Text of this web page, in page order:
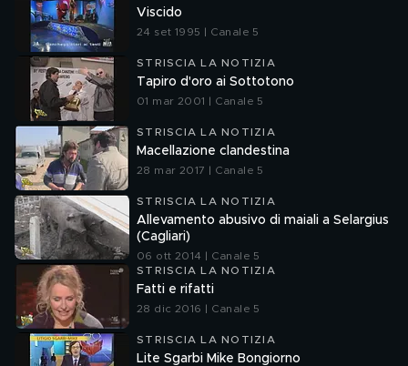
Viscido
24 set 1995 | Canale 5
STRISCIA LA NOTIZIA
Tapiro d'oro ai Sottotono
01 mar 2001 | Canale 5
STRISCIA LA NOTIZIA
Macellazione clandestina
28 mar 2017 | Canale 5
STRISCIA LA NOTIZIA
Allevamento abusivo di maiali a Selargius
(Cagliari)
06 ott 2014 | Canale 5
STRISCIA LA NOTIZIA
Fatti e rifatti
28 dic 2016 | Canale 5
STRISCIA LA NOTIZIA
Lite Sgarbi Mike Bongiorno